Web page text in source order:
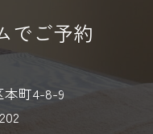
でご予約
本町4-8-9